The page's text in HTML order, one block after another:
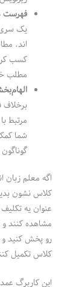
فهرست‌
یک سری
اند.
کسب
مطلب
مرتبط
شما
کلاس نشون
عنوان یه
مشاهده کنند
رو پخش کنید و
کلاس تکمیل
این کاربرگ